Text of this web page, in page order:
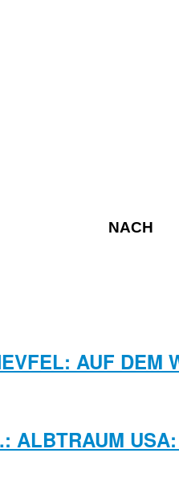
NACH
AUF DEM
ALBTRAUM